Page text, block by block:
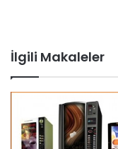
İlgili Makaleler